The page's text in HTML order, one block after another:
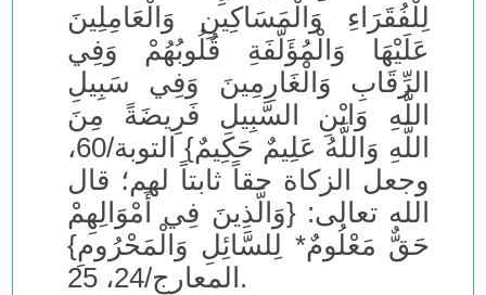
لِلْفُقَرَاءِ وَالْمَسَاكِينِ وَالْعَامِلِينَ
عَلَيْهَا وَالْمُؤَلَّفَةِ قُلُوبُهُمْ وَفِي
الرِّقَابِ وَالْغَارِمِينَ وَفِي سَبِيلِ
اللَّهِ وَابْنِ السَّبِيلِ فَرِيضَةً مِنَ
اللَّهِ وَاللَّهُ عَلِيمٌ حَكِيمٌ} التوبة/60،
وجعل الزكاة حقاً ثابتاً لهم؛ قال
الله تعالى: {وَالَّذِينَ فِي أَمْوَالِهِمْ
حَقٌّ مَعْلُومٌ* لِلسَّائِلِ وَالْمَحْرُومِ}
المعارج/24، 25.